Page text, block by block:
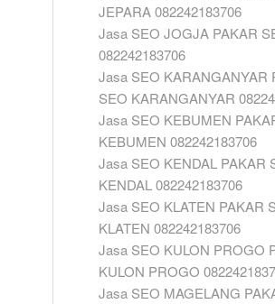
JEPARA 082242183706
Jasa SEO JOGJA PAKAR
082242183706
Jasa SEO KARANGANYAR
SEO KARANGANYAR
Jasa SEO KEBUMEN
KEBUMEN 082242183706
Jasa SEO KENDAL PAKAR
KENDAL 082242183706
Jasa SEO KLATEN PAKAR
KLATEN 082242183706
Jasa SEO KULON PROGO
KULON PROGO
Jasa SEO MAGELANG